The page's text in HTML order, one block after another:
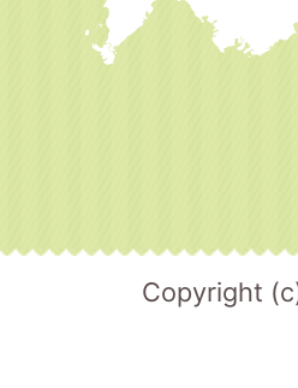
Copyright